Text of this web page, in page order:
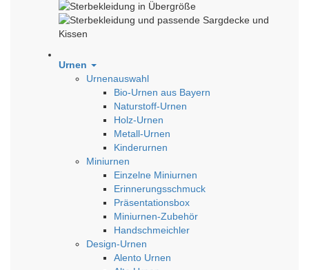
Urnen
Urnenauswahl
Bio-Urnen aus Bayern
Naturstoff-Urnen
Holz-Urnen
Metall-Urnen
Kinderurnen
Miniurnen
Einzelne Miniurnen
Erinnerungsschmuck
Präsentationsbox
Miniurnen-Zubehör
Handschmeichler
Design-Urnen
Alento Urnen